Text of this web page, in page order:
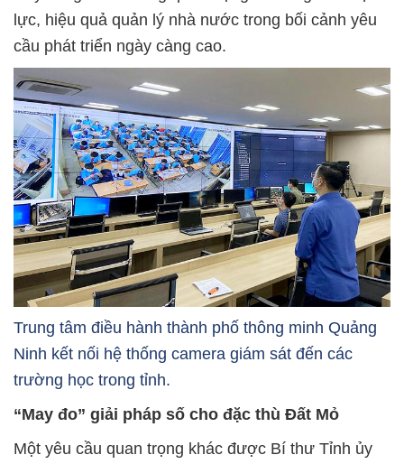
lực, hiệu quả quản lý nhà nước trong bối cảnh yêu
cầu phát triển ngày càng cao.
Trung tâm điều hành thành phố thông minh Quảng
Ninh kết nối hệ thống camera giám sát đến các
trường học trong tỉnh.
“May đo” giải pháp số cho đặc thù Đất Mỏ
Một yêu cầu quan trọng khác được Bí thư Tỉnh ủy